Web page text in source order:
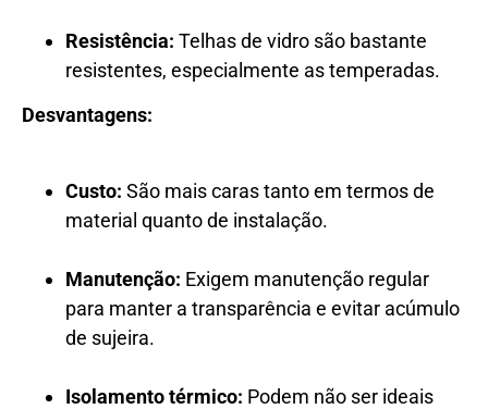
Resistência: Telhas de vidro são bastante
resistentes, especialmente as temperadas.
Desvantagens:
Custo: São mais caras tanto em termos de
material quanto de instalação.
Manutenção: Exigem manutenção regular
para manter a transparência e evitar acúmulo
de sujeira.
Isolamento térmico: Podem não ser ideais